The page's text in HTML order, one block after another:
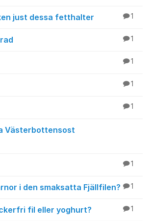
just dessa fetthalter 1
1
1
1
1
Västerbottensost
1
i den smaksatta Fjällfilen? 1
fil eller yoghurt? 1